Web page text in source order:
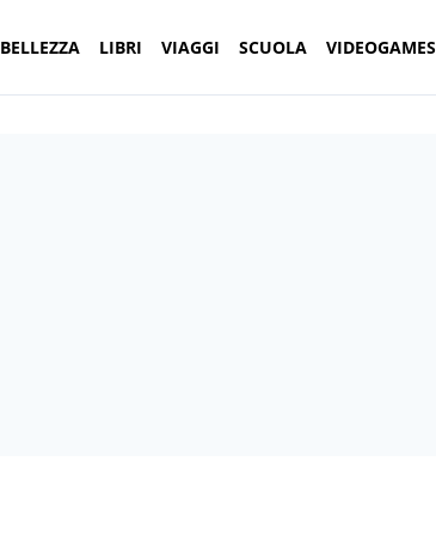
BELLEZZA LIBRI VIAGGI SCUOLA VIDEOGAMES